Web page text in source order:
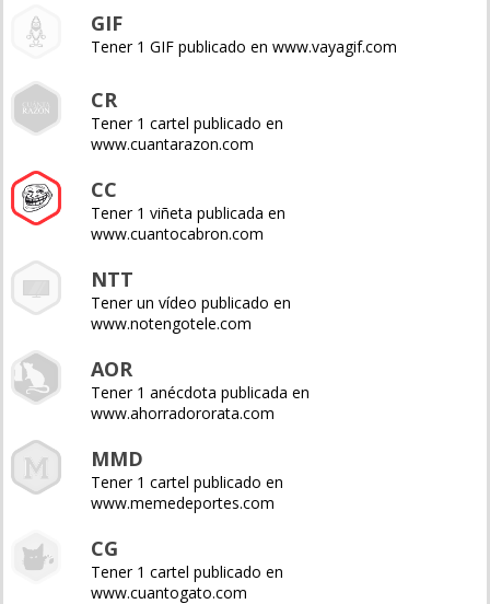
GIF
Tener 1 GIF publicado en www.vayagif.com
CR
Tener 1 cartel publicado en
www.cuantarazon.com
CC
Tener 1 viñeta publicada en
www.cuantocabron.com
NTT
Tener un vídeo publicado en
www.notengotele.com
AOR
Tener 1 anécdota publicada en
www.ahorradororata.com
MMD
Tener 1 cartel publicado en
www.memedeportes.com
CG
Tener 1 cartel publicado en
www.cuantogato.com